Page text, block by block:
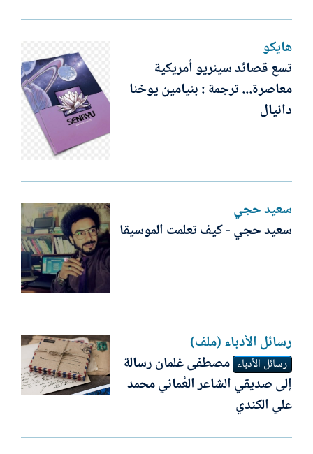
هايكو
تسع قصائد سينريو أمريكية
معاصرة... ترجمة : بنيامين يوخنا
دانيال
سعيد حجي
سعيد حجي - كيف تعلمت الموسيقا
رسائل الأدباء (ملف)
رسائل الأدباء مصطفى غلمان رسالة
إلى صديقي الشاعر العُماني محمد
علي الكندي